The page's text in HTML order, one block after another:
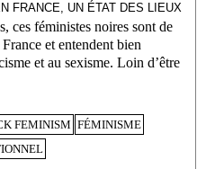
FRANCE, UN ÉTAT DES LIEUX
ces féministes noires sont de
et entendent bien
et au sexisme. Loin d’être
FEMINISM FÉMINISME